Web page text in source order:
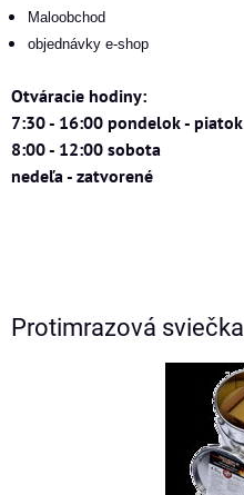
Maloobchod
objednávky e-shop
Otváracie hodiny:
7:30 - 16:00 pondelok - piatok
8:00 - 12:00 sobota
nedeľa - zatvorené
Protimrazová sviečka